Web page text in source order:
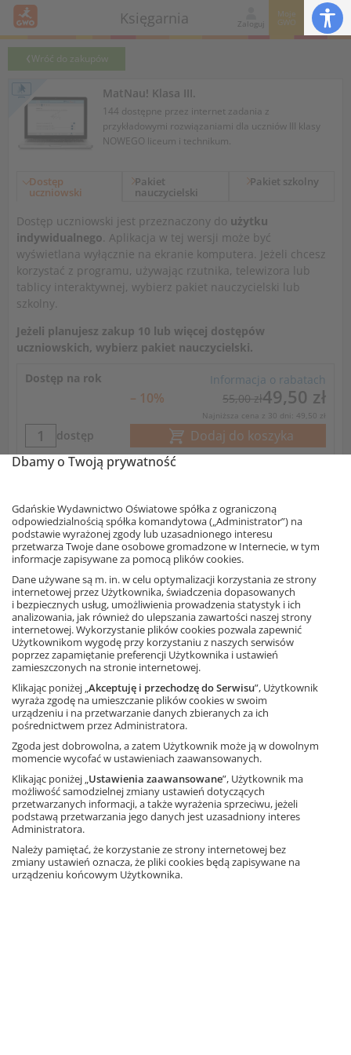
Księgarnia Zaloguj
Moje
GWO
Wróć do zakupów
Systemy operacyjne, na których
można uruchomić program
Windows macOS Linux
Więcej informacji
MatNau! Klasa III.
144 dostępne przez internet zadania z
przykładowymi rozwiązaniami dla uczniów III klasy
NOWEGO liceum i technikum.
Dostęp
uczniowski
Pakiet
nauczycielski
Pakiet szkolny
Dostęp uczniowski jest przeznaczony do użytku
indywidualnego. Aplikacja w tej wersji może być
wyświetlana wyłącznie na ekranie komputera. Jeżeli chcesz
korzystać z programu, używając rzutnika, telewizora lub
tablicy interaktywnej, wybierz pakiet nauczycielski lub
szkolny.
Jeżeli planujesz zakup 10 lub więcej dostępów
uczniowskich, wybierz pakiet nauczycielski.
Dostęp na rok
– 10%
Informacja o rabatach
55,00 zł49,50 zł
Najniższa cena z 30 dni: 49,50 zł
dostęp Dodaj do koszyka
Najniższa cena z 30 dni: 42,30 zł
dostęp Dodaj do koszyka
Dostęp na
miesiąc
– 10%
Informacja o rabatach
38,00 zł34,20 zł
Najniższa cena z 30 dni: 34,20 zł
dostęp Dodaj do koszyka
tydzień
– 10%
Informacja o rabatach
29,00 zł26,10 zł
Najniższa cena z 30 dni: 26,10 zł
Ta strona używa plików cookies.
Akceptuję
Dowiedz się więcej
Dbamy o Twoją prywatność
Gdańskie Wydawnictwo Oświatowe spółka z ograniczoną
odpowiedzialnością spółka komandytowa („Administrator”) na
podstawie wyrażonej zgody lub uzasadnionego interesu
przetwarza Twoje dane osobowe gromadzone w Internecie, w tym
informacje zapisywane za pomocą plików cookies.
Dane używane są m. in. w celu optymalizacji korzystania ze strony
internetowej przez Użytkownika, świadczenia dopasowanych
i bezpiecznych usług, umożliwienia prowadzenia statystyk i ich
analizowania, jak również do ulepszania zawartości naszej strony
internetowej. Wykorzystanie plików cookies pozwala zapewnić
Użytkownikom wygodę przy korzystaniu z naszych serwisów
poprzez zapamiętanie preferencji Użytkownika i ustawień
zamieszczonych na stronie internetowej.
Klikając poniżej „Akceptuję i przechodzę do Serwisu”, Użytkownik
wyraża zgodę na umieszczanie plików cookies w swoim
urządzeniu i na przetwarzanie danych zbieranych za ich
pośrednictwem przez Administratora.
Zgoda jest dobrowolna, a zatem Użytkownik może ją w dowolnym
momencie wycofać w ustawieniach zaawansowanych.
Klikając poniżej „Ustawienia zaawansowane”, Użytkownik ma
możliwość samodzielnej zmiany ustawień dotyczących
przetwarzanych informacji, a także wyrażenia sprzeciwu, jeżeli
podstawą przetwarzania jego danych jest uzasadniony interes
Administratora.
Należy pamiętać, że korzystanie ze strony internetowej bez
zmiany ustawień oznacza, że pliki cookies będą zapisywane na
urządzeniu końcowym Użytkownika.